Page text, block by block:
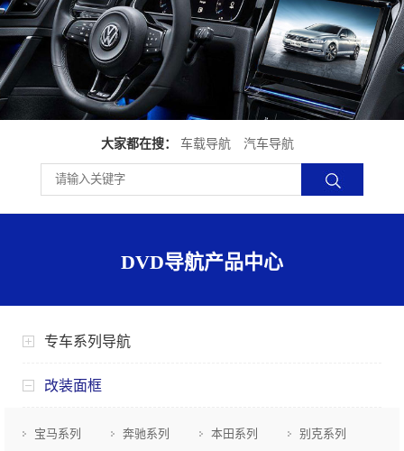
大家都在搜： 车载导航 汽车导航
DVD导航产品中心
专车系列导航
改装面框
宝马系列 奔驰系列 本田系列 别克系列